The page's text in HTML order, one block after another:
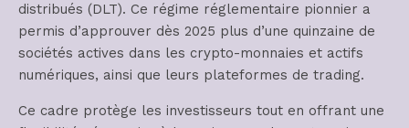
distribués (DLT). Ce régime réglementaire pionnier a
permis d’approuver dès 2025 plus d’une quinzaine de
sociétés actives dans les crypto-monnaies et actifs
numériques, ainsi que leurs plateformes de trading.
Ce cadre protège les investisseurs tout en offrant une